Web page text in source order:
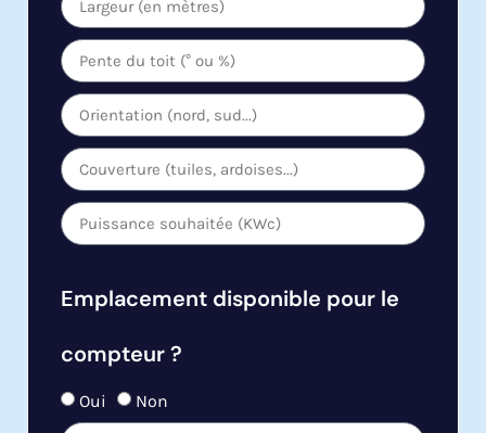
Emplacement disponible pour le
compteur ?
Oui Non